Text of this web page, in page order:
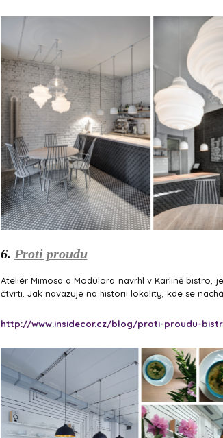
6. Proti proudu
Ateliér Mimosa a Modulora navrhl v Karlíně bistro,
čtvrti. Jak navazuje na historii lokality, kde se
http://www.insidecor.cz/blog/proti-proudu-